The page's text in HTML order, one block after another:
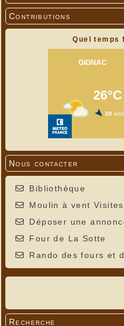
Contributions
Quel
Nous contacter
Bibliothèque
Moulin à vent Visites
Déposer une
Four de La Sotte
Rando des fours et
Recherche